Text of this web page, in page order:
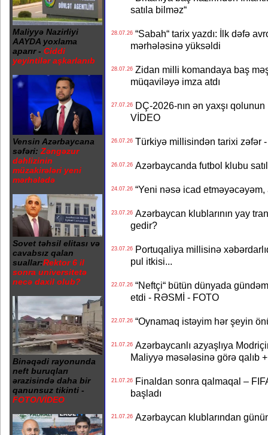
Maliyyə Nazirliyi
AAYDA yoxlama
aparır - Ciddi
yeyintilər aşkarlanıb
Vensin Azərbaycana
səfəri: Zəngəzur
dəhlizinin
müzakirələri yeni
mərhələdə
Sovet təhsil elitası və
cavabsız qalan
suallar:Rektor 6 il
sonra universitetə
necə daxil olub?
Binəqədi rayonunda
neft buruqları
ərazisində daha bir
qanunsuz tikinti -
FOTO/VİDEO
satıla bilməz“
28.07.26“Sabah“ tarix yazdı: İlk dəfə
mərhələsinə yüksəldi
28.07.26Zidan milli komandaya baş
müqaviləyə imza atdı
27.07.26DÇ-2026-nın ən yaxşı
VİDEO
26.07.26Türkiyə millisindən tarixi zəfər
26.07.26Azərbaycanda futbol klubu
24.07.26“Yeni nəsə icad etməyəcəyəm,
23.07.26Azərbaycan klublarının yay
gedir?
23.07.26Portuqaliya millisinə
pul itkisi...
22.07.26“Neftçi“ bütün dünyada
etdi - RƏSMİ - FOTO
22.07.26“Oynamaq istəyim hər şeyin
21.07.26Azərbaycanlı azyaşlıya
Maliyyə məsələsinə görə qalıb
21.07.26Finaldan sonra qalmaqal –
başladı
21.07.26Azərbaycan klublarından